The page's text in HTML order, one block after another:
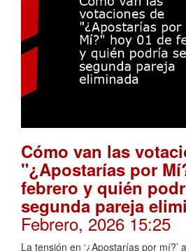
Cómo van las
"¿Apostarías por
febrero y quién
segunda pareja
Febrero, 2026 15:25
La tensión en ‘¿Apostarías por mí?’